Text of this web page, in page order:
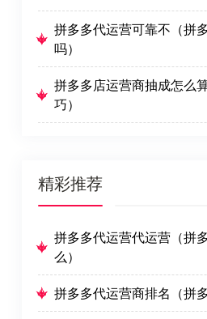
拼多多代运营可靠不（拼
吗）
拼多多店运营商抽成怎么
巧）
精彩推荐
拼多多代运营代运营（拼
么）
拼多多代运营商排名（拼